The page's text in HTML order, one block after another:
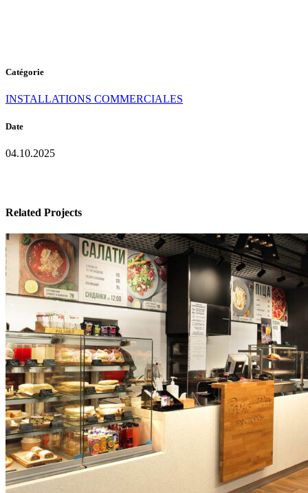
Catégorie
INSTALLATIONS COMMERCIALES
Date
04.10.2025
Related Projects